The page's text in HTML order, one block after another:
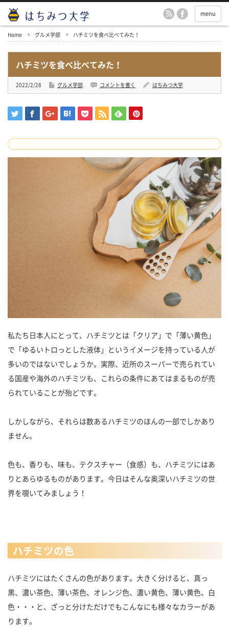
menu
Home グルメ学部 ハチミツを食べ比べてみた！
ハチミツを食べ比べてみた！
2022/2/28 グルメ学部 コメントを書く はちみつ大学
私たち日本人にとって、ハチミツとは「クリア」で「薄い黄色」
で「ゆるいトロっとした液体」というイメージを持っている人が
多いのではないでしょうか。実際、近所のスーパーで売られてい
る国産や海外のハチミツも、これらの条件にあてはまるものが売
られていることが殆どです。
しかしながら、それらは数あるハチミツのほんの一部でしかあり
ません。
色も、香りも、味も、テクスチャー（食感）も、ハチミツにはあ
りとあらゆるものがあります。今日はそんな奥深いハチミツの世
界を覗いてみましょう！
ハチミツの色
ハチミツにはたくさんの色があります。大きく分けると、真っ
黒、濃い茶色、薄い茶色、オレンジ色、濃い黄色、薄い黄色、白
色・・・と、ざっと分けただけでもこんなにも様々なカラーがあ
ります。